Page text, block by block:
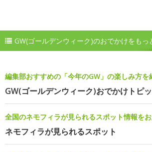
GW(ゴールデンウィーク)のおでかけをもっ
編集部おすすめの「今年のGW」の楽しみ方を
GW(ゴールデンウィーク)おでかけトピ
全国のネモフィラが見られるスポット情報を
ネモフィラが見られるスポット